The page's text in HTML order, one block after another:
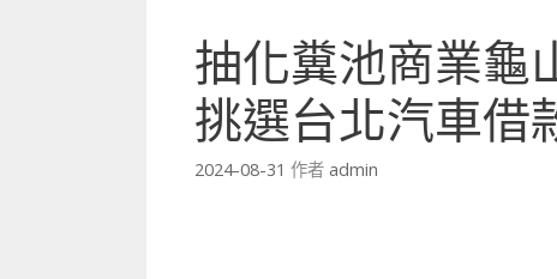
抽化糞池商業龜
挑選台北汽車借
2024-08-31 作者 admin